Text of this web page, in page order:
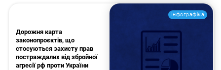
Інфографіка
Дорожня карта
законопроєктів, що
стосуються захисту прав
постраждалих від збройної
агресії рф проти України